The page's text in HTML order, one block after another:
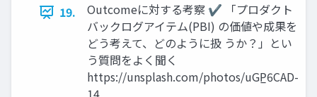
19.
Outcomeに対する考察 ✔ 「プロダクト
バックログアイテム(PBI) の価値や成果を
どう考えて、どのように扱 うか？」とい
う質問をよく聞く
https://unsplash.com/photos/uGP̲6CAD-
14